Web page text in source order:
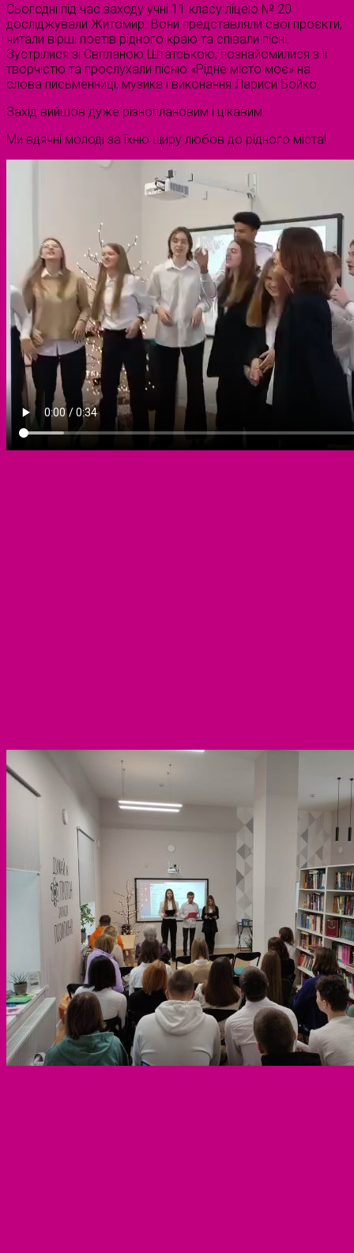
Сьогодні під час заходу учні 11 класу ліцею № 20
досліджували Житомир. Вони представляли свої проєкти,
читали вірші поетів рідного краю та співали пісні.
Зустрілися зі Світланою Штатською, познайомилися з її
творчістю та прослухали пісню «Рідне місто моє» на
слова письменниці, музика і виконання Лариси Бойко.
Захід вийшов дуже різноплановим і цікавим.
Ми вдячні молоді за їхню щиру любов до рідного міста!